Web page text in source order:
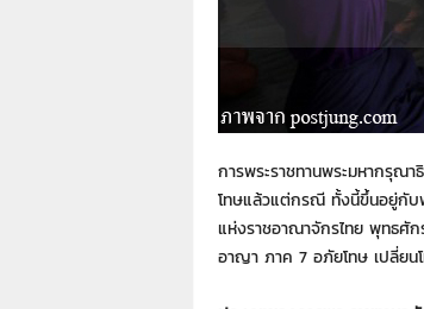
การพระราชทานพระมหากรุณ
โทษแล้วแต่กรณี ทั้งนี้ขึ้นอยู่กับ
แห่งราชอาณาจักรไทย พุทธศัก
อาญา ภาค 7 อภัยโทษ เปลี่ยน